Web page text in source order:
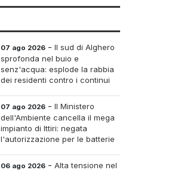
07 ago 2026 - Il sud di Alghero
sprofonda nel buio e
senz'acqua: esplode la rabbia
dei residenti contro i continui
07 ago 2026 - Il Ministero
dell'Ambiente cancella il mega
impianto di Ittiri: negata
l'autorizzazione per le batterie
06 ago 2026 - Alta tensione nel